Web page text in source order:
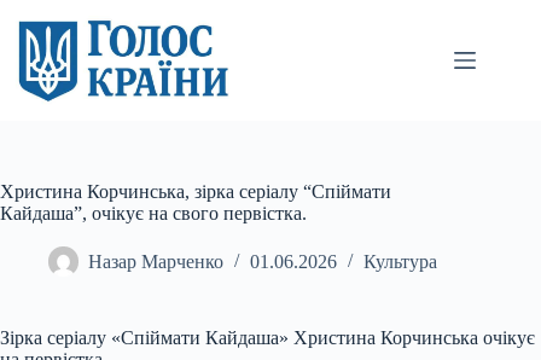
вмісту
Христина Корчинська, зірка серіалу “Спіймати
Кайдаша”, очікує на свого первістка.
Назар Марченко 01.06.2026 Культура
Зірка серіалу «Спіймати Кайдаша» Христина Корчинська очікує